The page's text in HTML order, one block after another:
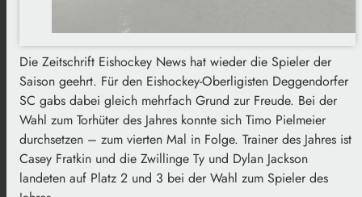
Die Zeitschrift Eishockey News hat wieder die Spieler der
Saison geehrt. Für den Eishockey-Oberligisten Deggendorfer
SC gabs dabei gleich mehrfach Grund zur Freude. Bei der
Wahl zum Torhüter des Jahres konnte sich Timo Pielmeier
durchsetzen – zum vierten Mal in Folge. Trainer des Jahres ist
Casey Fratkin und die Zwillinge Ty und Dylan Jackson
landeten auf Platz 2 und 3 bei der Wahl zum Spieler des